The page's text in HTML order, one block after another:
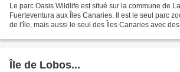
Le parc Oasis Wildlife est situé sur la commune de
Fuerteventura aux Îles Canaries. Il est le seul parc
de l'île, mais aussi le seul des Îles Canaries avec
Île de Lobos...